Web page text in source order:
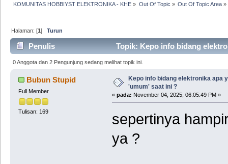
KOMUNITAS HOBBIYST ELEKTRONIKA - KHE » Out Of Topic » Out Of Topic Area»
Halaman: [1]Turun
Penulis Topik: Kepo info bidang
0 Anggota dan 2 Pengunjung sedang melihat topik ini.
Bubun Stupid
Full Member
Tulisan: 169
Kepo info bidang elektronika apa
'umum' saat ini ?
« pada: November 04, 2025, 06:05:49 PM »
sepertinya
ya ?